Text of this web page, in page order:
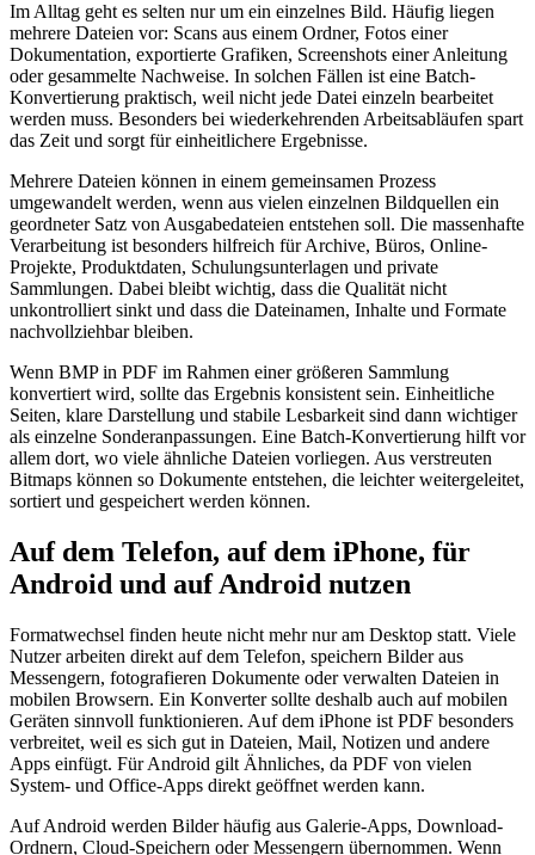
Im Alltag geht es selten nur um ein einzelnes Bild. Häufig liegen
mehrere Dateien vor: Scans aus einem Ordner, Fotos einer
Dokumentation, exportierte Grafiken, Screenshots einer Anleitung
oder gesammelte Nachweise. In solchen Fällen ist eine Batch-
Konvertierung praktisch, weil nicht jede Datei einzeln bearbeitet
werden muss. Besonders bei wiederkehrenden Arbeitsabläufen spart
das Zeit und sorgt für einheitlichere Ergebnisse.
Mehrere Dateien können in einem gemeinsamen Prozess
umgewandelt werden, wenn aus vielen einzelnen Bildquellen ein
geordneter Satz von Ausgabedateien entstehen soll. Die massenhafte
Verarbeitung ist besonders hilfreich für Archive, Büros, Online-
Projekte, Produktdaten, Schulungsunterlagen und private
Sammlungen. Dabei bleibt wichtig, dass die Qualität nicht
unkontrolliert sinkt und dass die Dateinamen, Inhalte und Formate
nachvollziehbar bleiben.
Wenn BMP in PDF im Rahmen einer größeren Sammlung
konvertiert wird, sollte das Ergebnis konsistent sein. Einheitliche
Seiten, klare Darstellung und stabile Lesbarkeit sind dann wichtiger
als einzelne Sonderanpassungen. Eine Batch-Konvertierung hilft vor
allem dort, wo viele ähnliche Dateien vorliegen. Aus verstreuten
Bitmaps können so Dokumente entstehen, die leichter weitergeleitet,
sortiert und gespeichert werden können.
Auf dem Telefon, auf dem iPhone, für
Android und auf Android nutzen
Formatwechsel finden heute nicht mehr nur am Desktop statt. Viele
Nutzer arbeiten direkt auf dem Telefon, speichern Bilder aus
Messengern, fotografieren Dokumente oder verwalten Dateien in
mobilen Browsern. Ein Konverter sollte deshalb auch auf mobilen
Geräten sinnvoll funktionieren. Auf dem iPhone ist PDF besonders
verbreitet, weil es sich gut in Dateien, Mail, Notizen und andere
Apps einfügt. Für Android gilt Ähnliches, da PDF von vielen
System- und Office-Apps direkt geöffnet werden kann.
Auf Android werden Bilder häufig aus Galerie-Apps, Download-
Ordnern, Cloud-Speichern oder Messengern übernommen. Wenn